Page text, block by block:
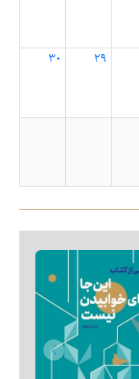
۲۹ ۳۰